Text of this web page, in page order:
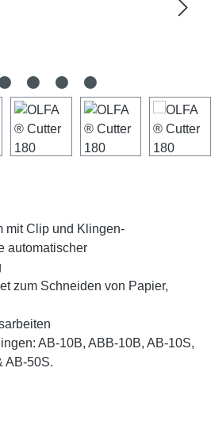
mit Clip und Klingen-
automatischer
zum Schneiden von Papier,
AB-10B, ABB-10B, AB-10S,
AB-50S.